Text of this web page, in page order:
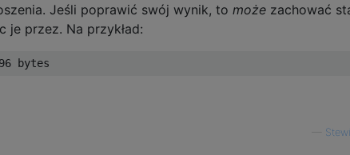
Jeśli poprawić swój wynik, to może zachować
je przez. Na przykład: